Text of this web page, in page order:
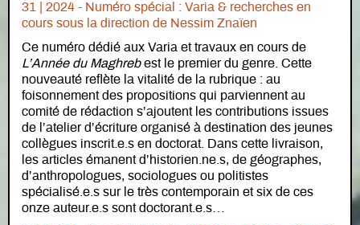
31 | 2024 - Numéro spécial : Varia & recherches en
cours sous la direction de Nessim Znaïen
Ce numéro dédié aux Varia et travaux en cours de
L’Année du Maghrebest le premier du genre. Cette
nouveauté reflète la vitalité de la rubrique : au
foisonnement des propositions qui parviennent au
comité de rédaction s’ajoutent les contributions issues
de l’atelier d’écriture organisé à destination des jeunes
collègues inscrit.e.s en doctorat. Dans cette livraison,
les articles émanent d’historien.ne.s, de géographes,
d’anthropologues, sociologues ou politistes
spécialisé.e.s sur le très contemporain et six de ces
onze auteur.e.s sont doctorant.e.s…